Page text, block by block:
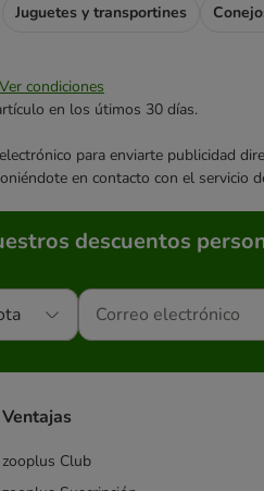
Juguetes y transportines
Ver condiciones
en los útimos 30 días.
para enviarte publicidad
en contacto con el servicio
descuentos
Ventajas
zooplus Club